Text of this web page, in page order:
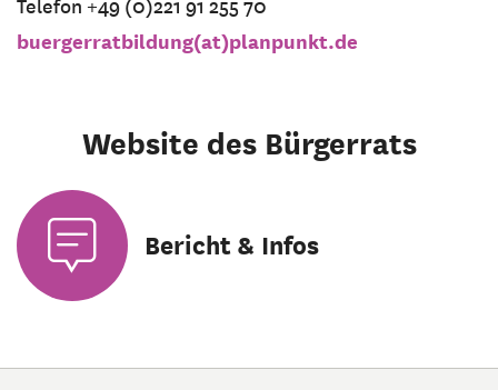
Telefon +49 (0)221 91 255 70
buergerratbildung(at)planpunkt.de
Website des Bürgerrats
Bericht & Infos